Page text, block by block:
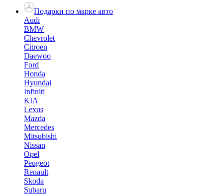
Подарки по марке авто
Audi
BMW
Chevrolet
Citroen
Daewoo
Ford
Honda
Hyundai
Infiniti
KIA
Lexus
Mazda
Mercedes
Mitsubishi
Nissan
Opel
Peugeot
Renault
Skoda
Subaru